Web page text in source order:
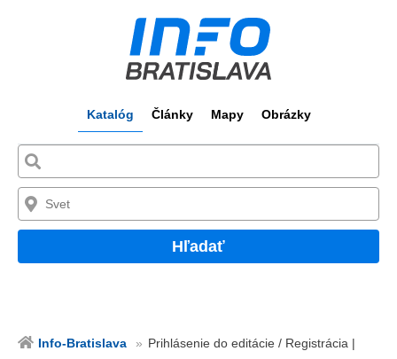
Katalóg Články Mapy Obrázky
Hľadať
Info-Bratislava
Prihlásenie do editácie / Registrácia |